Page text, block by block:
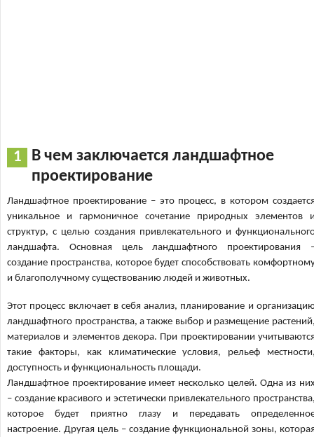
В чем заключается ландшафтное
проектирование
Ландшафтное проектирование – это процесс, в котором
уникальное и гармоничное сочетание природных элементов
структур, с целью создания привлекательного и
ландшафта. Основная цель ландшафтного проектирования
создание пространства, которое будет способствовать
и благополучному существованию людей и животных.
Этот процесс включает в себя анализ, планирование и
ландшафтного пространства, а также выбор и размещение
материалов и элементов декора. При проектировании
такие факторы, как климатические условия, рельеф
доступность и функциональность площади.
Ландшафтное проектирование имеет несколько целей. Одна из
– создание красивого и эстетически привлекательного
которое будет приятно глазу и передавать
настроение. Другая цель – создание функциональной зоны,